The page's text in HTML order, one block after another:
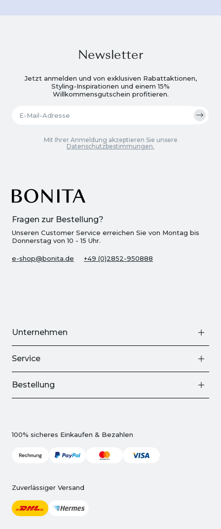
Fragen zur Bestellung?
Unseren Customer Service erreichen Sie von Montag bis
Donnerstag von 10 - 15 Uhr.
e-shop@bonita.de +49 (0)2852-950888
Newsletter
Jetzt anmelden und von exklusiven Rabattaktionen,
Styling-Inspirationen und einem 15%
Willkommensgutschein profitieren.
Mit Ihrer Anmeldung akzeptieren Sie unsere
Datenschutzbestimmungen.
Unternehmen
Service
Bestellung
100% sicheres Einkaufen & Bezahlen
Zuverlässiger Versand